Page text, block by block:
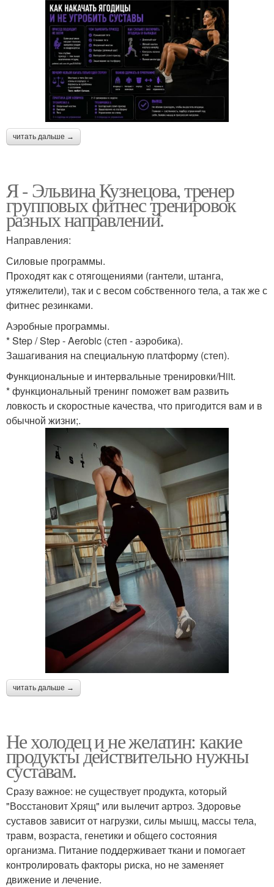
читать дальше →
Я - Эльвина Кузнецова, тренер
групповых фитнес тренировок
разных направлений.
Направления:
Силовые программы.
Проходят как с отягощениями (гантели, штанга,
утяжелители), так и с весом собственного тела, а так же с
фитнес резинками.
Аэробные программы.
* Step / Step - Aerobic (степ - аэробика).
Зашагивания на специальную платформу (степ).
Функциональные и интервальные тренировки/Hiit.
* функциональный тренинг поможет вам развить
ловкость и скоростные качества, что пригодится вам и в
обычной жизни;.
читать дальше →
Не холодец и не желатин: какие
продукты действительно нужны
суставам.
Сразу важное: не существует продукта, который
"Восстановит Хрящ" или вылечит артроз. Здоровье
суставов зависит от нагрузки, силы мышц, массы тела,
травм, возраста, генетики и общего состояния
организма. Питание поддерживает ткани и помогает
контролировать факторы риска, но не заменяет
движение и лечение.